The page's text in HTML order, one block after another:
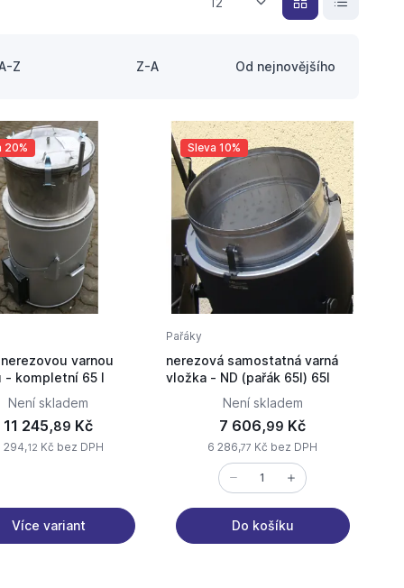
Z Z-A Od nejnovějšího
20%
varnou
- kompletní 65 l
Není skladem
11 245,89 Kč
294,12 Kč bez DPH
Více variant
Sleva 10%
Pařáky
nerezová samostatná varná
vložka - ND (pařák 65l) 65l
Není skladem
7 606,99 Kč
6 286,77 Kč bez DPH
Do košíku